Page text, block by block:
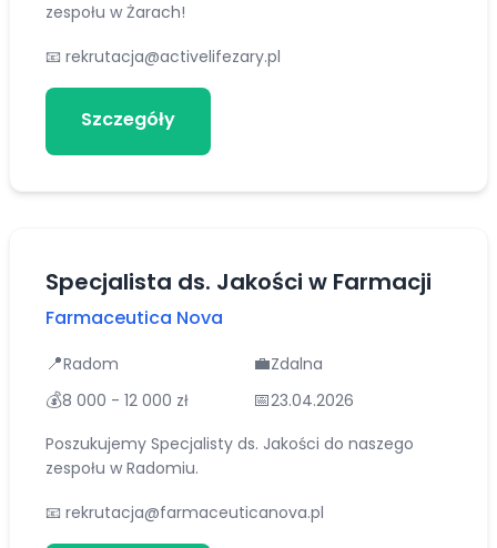
zespołu w Żarach!
📧 rekrutacja@activelifezary.pl
Szczegóły
Specjalista ds. Jakości w Farmacji
Farmaceutica Nova
📍Radom 💼Zdalna
💰8 000 - 12 000 zł 📅23.04.2026
Poszukujemy Specjalisty ds. Jakości do naszego
zespołu w Radomiu.
📧 rekrutacja@farmaceuticanova.pl